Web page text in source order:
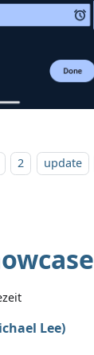
2 update
Lee)